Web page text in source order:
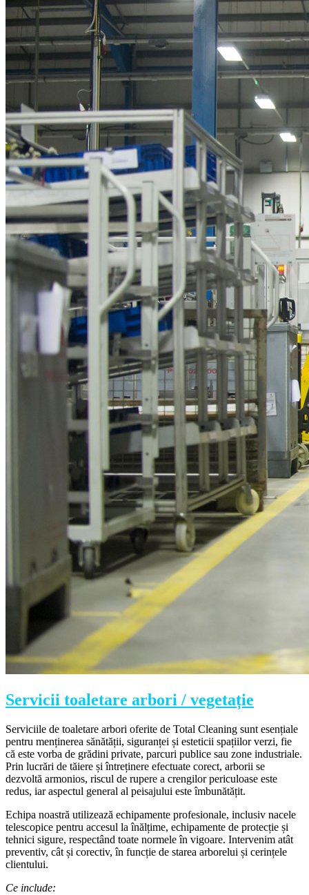
Servicii toaletare arbori / vegetație
Serviciile de toaletare arbori oferite de Total Cleaning sunt esențiale
pentru menținerea sănătății, siguranței și esteticii spațiilor verzi, fie
că este vorba de grădini private, parcuri publice sau zone industriale.
Prin lucrări de tăiere și întreținere efectuate corect, arborii se
dezvoltă armonios, riscul de rupere a crengilor periculoase este
redus, iar aspectul general al peisajului este îmbunătățit.
Echipa noastră utilizează echipamente profesionale, inclusiv nacele
telescopice pentru accesul la înălțime, echipamente de protecție și
tehnici sigure, respectând toate normele în vigoare. Intervenim atât
preventiv, cât și corectiv, în funcție de starea arborelui și cerințele
clientului.
Ce include: